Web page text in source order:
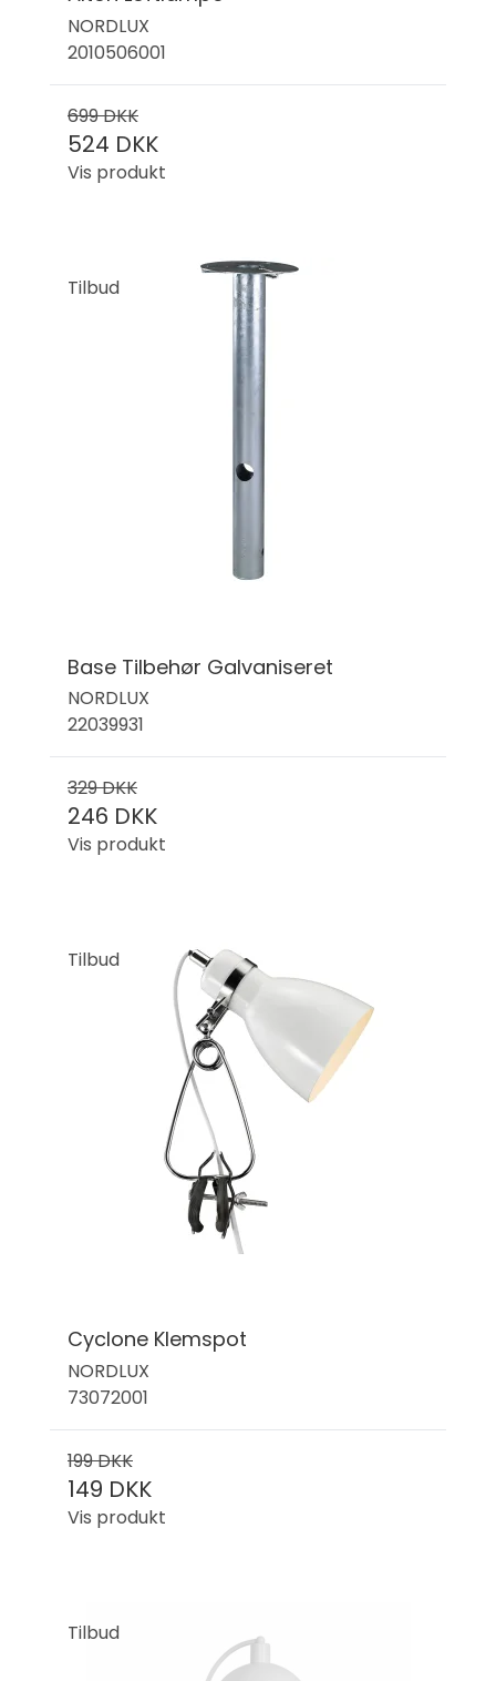
NORDLUX
2010506001
699 DKK
524 DKK
Vis produkt
Tilbud
Base Tilbehør Galvaniseret
NORDLUX
22039931
329 DKK
246 DKK
Vis produkt
Tilbud
Cyclone Klemspot
NORDLUX
73072001
199 DKK
149 DKK
Vis produkt
Tilbud